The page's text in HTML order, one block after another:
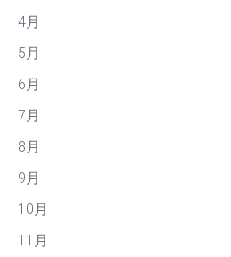
4月
5月
6月
7月
8月
9月
10月
11月